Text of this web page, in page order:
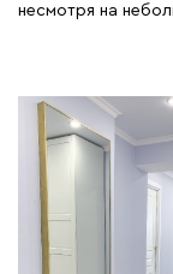
несмотря на